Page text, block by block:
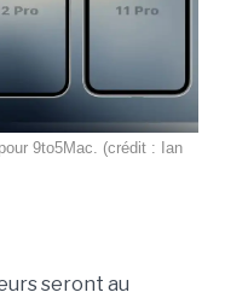
9to5Mac. (crédit : Ian
seront au